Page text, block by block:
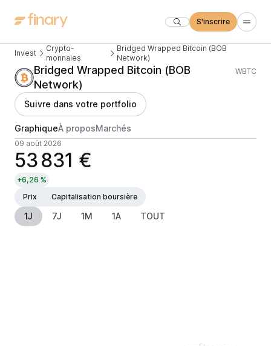
S'inscrire
Invest
Crypto-
monnaies
Bridged Wrapped Bitcoin (BOB
Network)
Bridged Wrapped Bitcoin (BOB
Network)
WBTC
Suivre dans votre portfolio
GraphiqueÀ proposMarchés
09 août 2026
53 831 €
+6,26 %
Prix
Capitalisation boursière
1J 7J 1M 1A TOUT